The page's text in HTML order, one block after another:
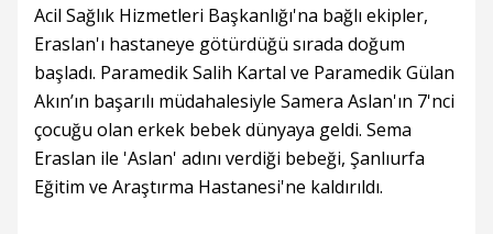
Acil Sağlık Hizmetleri Başkanlığı'na bağlı ekipler,
Eraslan'ı hastaneye götürdüğü sırada doğum
başladı. Paramedik Salih Kartal ve Paramedik Gülan
Akın’ın başarılı müdahalesiyle Samera Aslan'ın 7'nci
çocuğu olan erkek bebek dünyaya geldi. Sema
Eraslan ile 'Aslan' adını verdiği bebeği, Şanlıurfa
Eğitim ve Araştırma Hastanesi'ne kaldırıldı.